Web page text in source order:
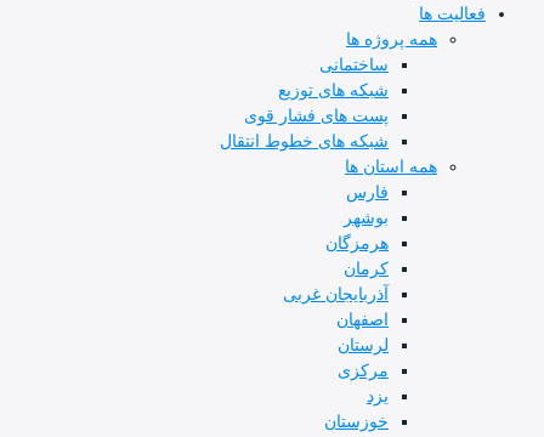
فعالیت ها
همه پروژه ها
ساختمانی
شبکه های توزیع
پست های فشار قوی
شبکه های خطوط انتقال
همه استان ها
فارس
بوشهر
هرمزگان
کرمان
آذربایجان غربی
اصفهان
لرستان
مرکزی
یزد
خوزستان